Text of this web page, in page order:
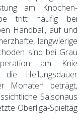
am Knochen-
tritt häufig bei
Handball, auf und
langwierige
sind bei Grau
am Knie
Heilungsdauer
Monaten beträgt,
Saisonaus
Oberliga-Spieltag